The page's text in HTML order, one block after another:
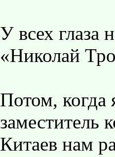
У всех глаза
«Николай
Потом, когда
заместитель
Китаев нам